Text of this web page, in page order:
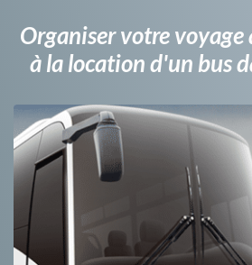
Organiser votre voyage
à la location d'un bus